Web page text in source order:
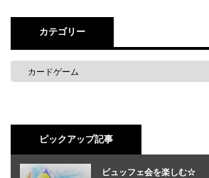
カテゴリー
ピックアップ記事
ビュッフェ会を楽しむ☆